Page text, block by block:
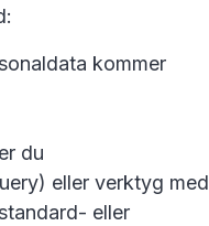
kommer
du
eller verktyg med
eller